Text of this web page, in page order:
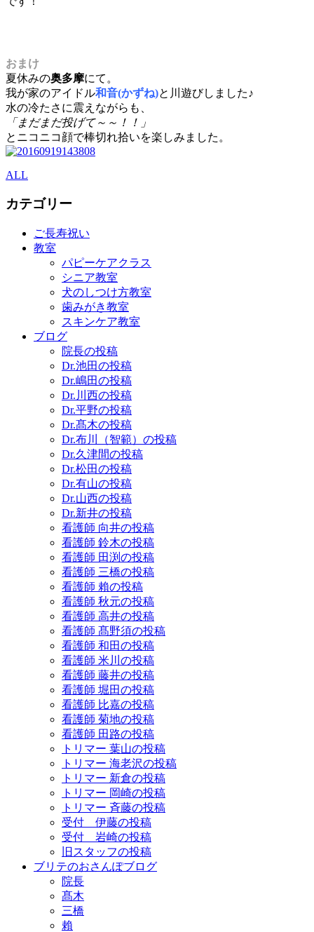
おまけ
夏休みの奥多摩にて。
我が家のアイドル和音(かずね)と川遊びしました♪
水の冷たさに震えながらも、
「まだまだ投げて～～！！」
とニコニコ顔で棒切れ拾いを楽しみました。
ALL
カテゴリー
ご長寿祝い
教室
パピーケアクラス
シニア教室
犬のしつけ方教室
歯みがき教室
スキンケア教室
ブログ
院長の投稿
Dr.池田の投稿
Dr.嶋田の投稿
Dr.川西の投稿
Dr.平野の投稿
Dr.髙木の投稿
Dr.布川（智範）の投稿
Dr.久津間の投稿
Dr.松田の投稿
Dr.有山の投稿
Dr.山西の投稿
Dr.新井の投稿
看護師 向井の投稿
看護師 鈴木の投稿
看護師 田渕の投稿
看護師 三橋の投稿
看護師 賴の投稿
看護師 秋元の投稿
看護師 高井の投稿
看護師 髙野須の投稿
看護師 和田の投稿
看護師 米川の投稿
看護師 藤井の投稿
看護師 堀田の投稿
看護師 比嘉の投稿
看護師 菊地の投稿
看護師 田路の投稿
トリマー 葉山の投稿
トリマー 海老沢の投稿
トリマー 新倉の投稿
トリマー 岡崎の投稿
トリマー 斉藤の投稿
受付 伊藤の投稿
受付 岩崎の投稿
旧スタッフの投稿
ブリテのおさんぽブログ
院長
髙木
三橋
賴